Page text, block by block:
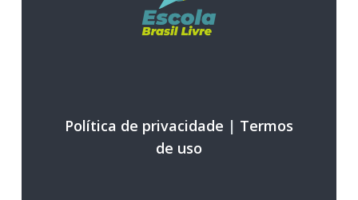
Política de privacidade | Termos
de uso